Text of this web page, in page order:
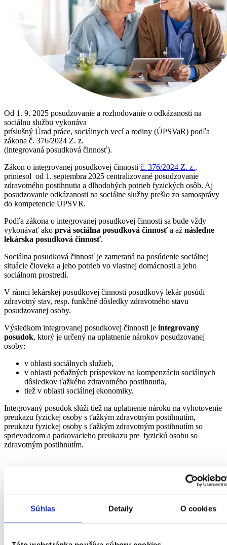
Súhlas Detaily O cookies
Od 1. 9. 2025 posudzovanie a rozhodovanie o odkázanosti na
sociálnu službu vykonáva
príslušný Úrad práce, sociálnych vecí a rodiny (ÚPSVaR) podľa
zákona č. 376/2024 Z. z.
(integrovaná posudková činnosť).
Zákon o integrovanej posudkovej činnosti č. 376/2024 Z. z.,
priniesol od 1. septembra 2025 centralizované posudzovanie
zdravotného postihnutia a dlhodobých potrieb fyzických osôb. Aj
posudzovanie odkázanosti na sociálne služby prešlo zo samosprávy
do kompetencie ÚPSVR.
Podľa zákona o integrovanej posudkovej činnosti sa bude vždy
vykonávať ako prvá sociálna posudková činnosťa až následne
lekárska posudková činnosť.
Sociálna posudková činnosť je zameraná na posúdenie sociálnej
situácie človeka a jeho potrieb vo vlastnej domácnosti a jeho
sociálnom prostredí.
V rámci lekárskej posudkovej činnosti posudkový lekár posúdi
zdravotný stav, resp. funkčné dôsledky zdravotného stavu
posudzovanej osoby.
Výsledkom integrovanej posudkovej činnosti je integrovaný
posudok, ktorý je určený na uplatnenie nárokov posudzovanej
osoby:
v oblasti sociálnych služieb,
v oblasti peňažných príspevkov na kompenzáciu sociálnych
dôsledkov ťažkého zdravotného postihnutia,
tiež v oblasti sociálnej ekonomiky.
Integrovaný posudok slúži tiež na uplatnenie nároku na vyhotovenie
preukazu fyzickej osoby s ťažkým zdravotným postihnutím,
preukazu fyzickej osoby s ťažkým zdravotným postihnutím so
sprievodcom a parkovacieho preukazu pre fyzickú osobu so
zdravotným postihnutím.
sociálnu službu: (Účinné od 1.9.2025)
1. Prvým krokom je tzv. samoposúdenie – čiže
samotný žiadateľ.